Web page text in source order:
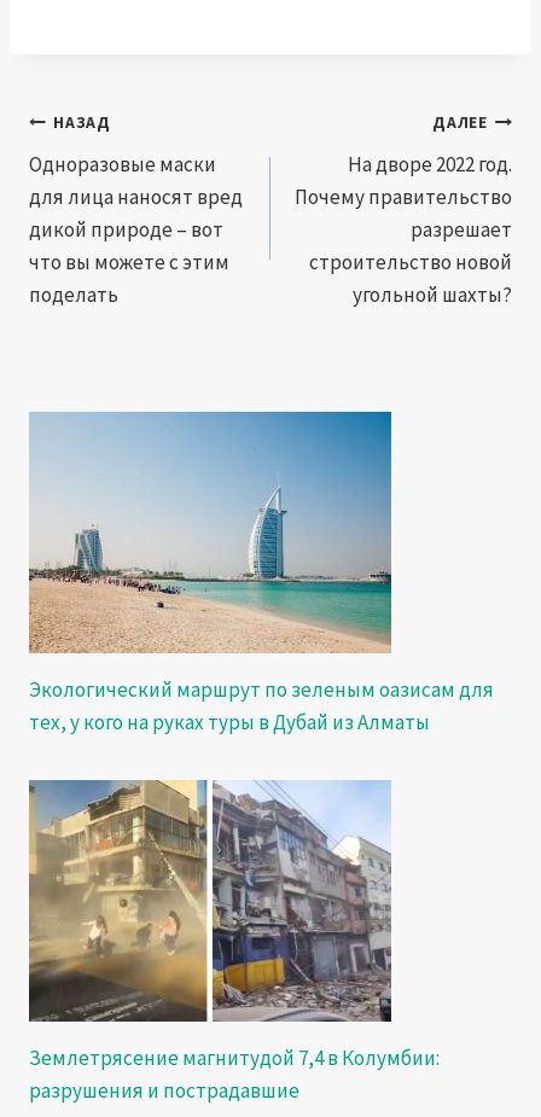
Навигация
по
записям
НАЗАД
Одноразовые маски
для лица наносят вред
дикой природе – вот
что вы можете с этим
поделать
ДАЛЕЕ
На дворе 2022 год.
Почему правительство
разрешает
строительство новой
угольной шахты?
Экологический маршрут по зеленым оазисам для
тех, у кого на руках туры в Дубай из Алматы
Землетрясение магнитудой 7,4 в Колумбии:
разрушения и пострадавшие